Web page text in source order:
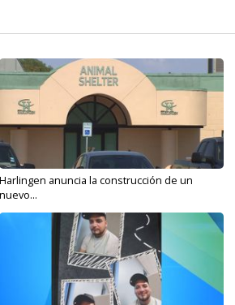
Harlingen anuncia la construcción de un
nuevo...